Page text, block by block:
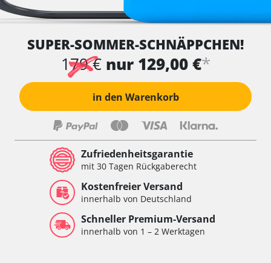
SUPER-SOMMER-SCHNÄPPCHEN!
179 € nur 129,00 €*
in den Warenkorb
Zufriedenheitsgarantie
mit 30 Tagen Rückgaberecht
Kostenfreier Versand
innerhalb von Deutschland
Schneller Premium-Versand
innerhalb von 1 – 2 Werktagen